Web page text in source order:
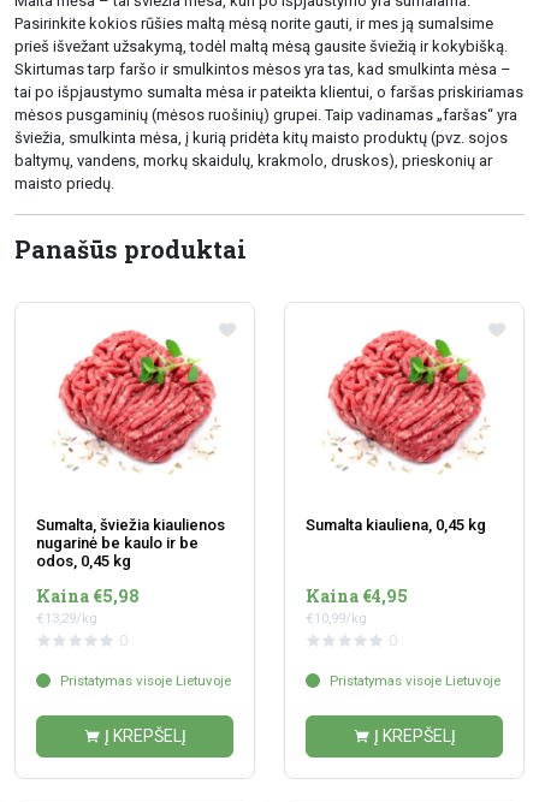
Pasirinkite kokios rūšies maltą mėsą norite gauti, ir mes ją sumalsime
prieš išvežant užsakymą, todėl maltą mėsą gausite šviežią ir kokybišką.
Skirtumas tarp faršo ir smulkintos mėsos yra tas, kad smulkinta mėsa –
tai po išpjaustymo sumalta mėsa ir pateikta klientui, o faršas priskiriamas
mėsos pusgaminių (mėsos ruošinių) grupei. Taip vadinamas „faršas“ yra
šviežia, smulkinta mėsa, į kurią pridėta kitų maisto produktų (pvz. sojos
baltymų, vandens, morkų skaidulų, krakmolo, druskos), prieskonių ar
maisto priedų.
Panašūs produktai
Sumalta, šviežia kiaulienos
nugarinė be kaulo ir be
odos, 0,45 kg
Kaina €5,98
€13,29/kg
0
Pristatymas visoje Lietuvoje
Į KREPŠELĮ
Sumalta kiauliena, 0,45 kg
Kaina €4,95
€10,99/kg
0
Pristatymas visoje Lietuvoje
Į KREPŠELĮ